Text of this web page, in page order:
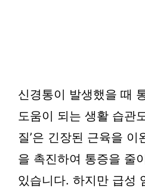
신경통이 발생했을 때
도움이 되는 생활 습관
질’은 긴장된 근육을
을 촉진하여 통증을 줄
있습니다. 하지만 급성